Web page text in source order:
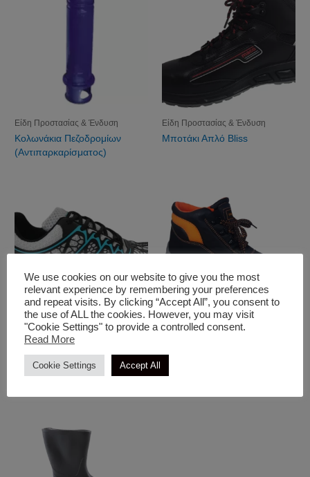
Είδη Προστασίας & Ένδυση
Κολωνάκια Πεζοδρομίων
(Αντιπαρκαρίσματος)
Είδη Προστασίας & Ένδυση
Μποτάκι Απλό Bliss
Είδη Προστασίας & Ένδυση
Casper
We use cookies on our website to give you the most
relevant experience by remembering your preferences
and repeat visits. By clicking “Accept All”, you consent to
the use of ALL the cookies. However, you may visit
"Cookie Settings" to provide a controlled consent.
Read More
Cookie Settings Accept All